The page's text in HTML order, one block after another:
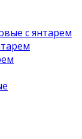
с янтарем